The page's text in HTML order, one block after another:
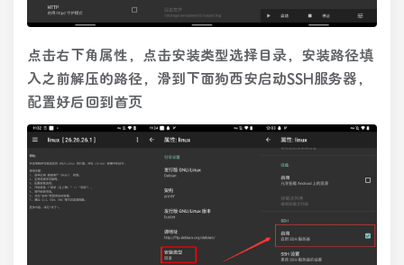
点击右下角属性，点击安装类型选择目录，安装路径填
入之前解压的路径，滑到下面狗西安启动SSH服务器，
配置好后回到首页